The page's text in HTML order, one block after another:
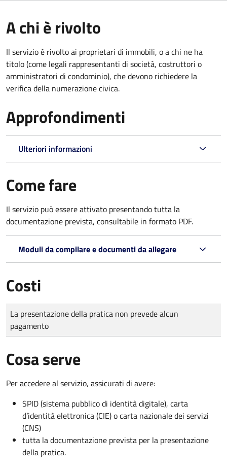
A chi è rivolto
Il servizio è rivolto ai proprietari di immobili, o a chi ne ha
titolo (come legali rappresentanti di società, costruttori o
amministratori di condominio), che devono richiedere la
verifica della numerazione civica.
Approfondimenti
Ulteriori informazioni
Come fare
Il servizio può essere attivato presentando tutta la
documentazione prevista, consultabile in formato PDF.
Moduli da compilare e documenti da allegare
Costi
Tipo di pagamento
Importo
La presentazione della pratica non prevede alcun
pagamento
Cosa serve
Per accedere al servizio, assicurati di avere:
SPID (sistema pubblico di identità digitale), carta
d’identità elettronica (CIE) o carta nazionale dei servizi
(CNS)
tutta la documentazione prevista per la presentazione
della pratica.